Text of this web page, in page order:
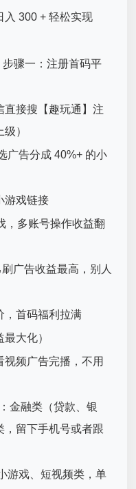
入 300 + 轻松实现
骤一：注册首码平
直接搜【趣玩通】注
）
广告分成 40%+ 的小
游戏链接
，多账号操作收益翻
广告收益最高，别人
，首码福利拉满
大化）
频广告完播，不用
金融类（贷款、银
，留下手机号或者跟
游戏、短视频类，单